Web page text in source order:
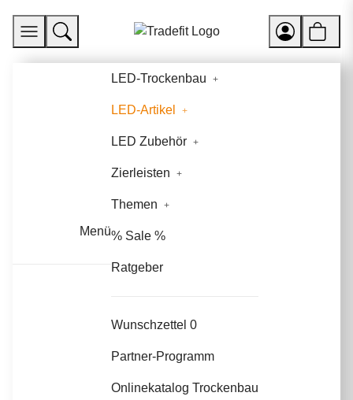
Menü
LED-Trockenbau
LED-Artikel
LED Zubehör
Zierleisten
Themen
% Sale %
Ratgeber
Wunschzettel 0
Partner-Programm
Onlinekatalog Trockenbau